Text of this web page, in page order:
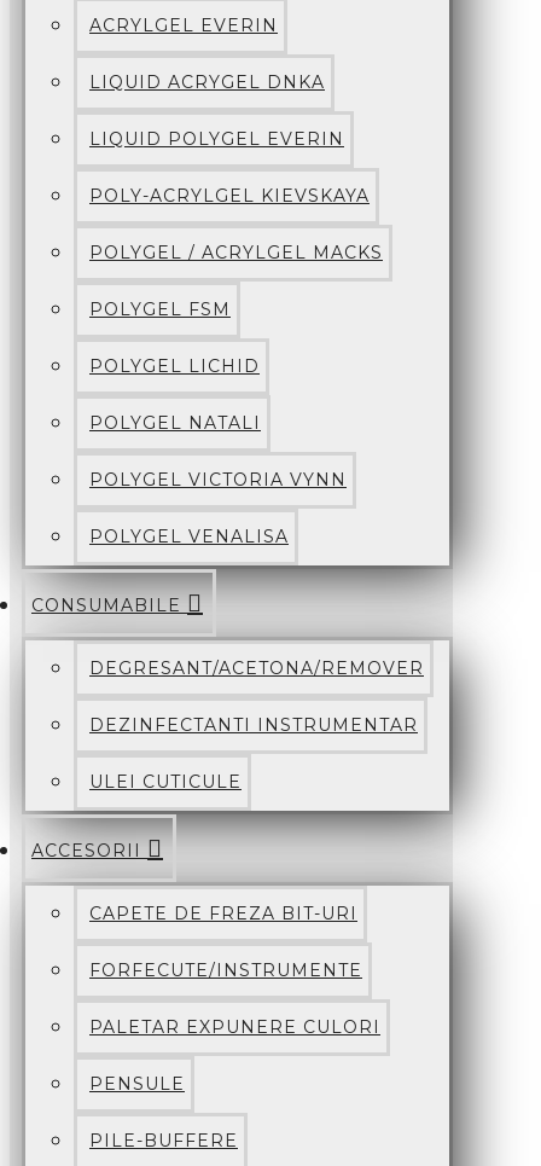
ACRYLGEL EVERIN
LIQUID ACRYGEL DNKA
LIQUID POLYGEL EVERIN
POLY-ACRYLGEL KIEVSKAYA
POLYGEL / ACRYLGEL MACKS
POLYGEL FSM
POLYGEL LICHID
POLYGEL NATALI
POLYGEL VICTORIA VYNN
POLYGEL VENALISA
CONSUMABILE
DEGRESANT/ACETONA/REMOVER
DEZINFECTANTI INSTRUMENTAR
ULEI CUTICULE
ACCESORII
CAPETE DE FREZA BIT-URI
FORFECUTE/INSTRUMENTE
PALETAR EXPUNERE CULORI
PENSULE
PILE-BUFFERE